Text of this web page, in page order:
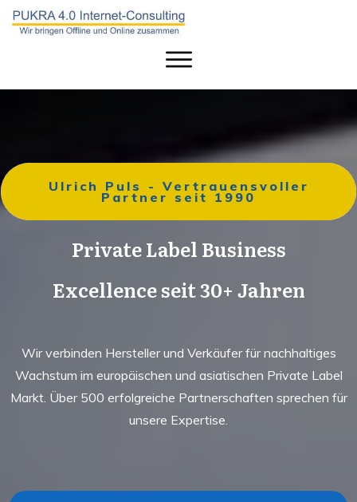
Ulrich Puls - Vertrauensvoller
Partner seit 1990
Private Label Business
Excellence seit 30+ Jahren
Wir verbinden Hersteller und Verkäufer für nachhaltiges
Wachstum im europäischen und asiatischen Private Label
Markt. Über 500 erfolgreiche Partnerschaften sprechen für
unsere Expertise.